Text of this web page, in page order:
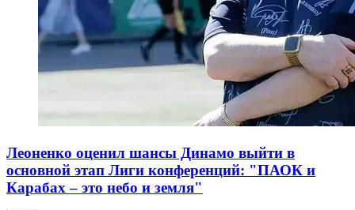
Леоненко оценил шансы Динамо выйти в
основной этап Лиги конференций: "ПАОК и
Карабах – это небо и земля"